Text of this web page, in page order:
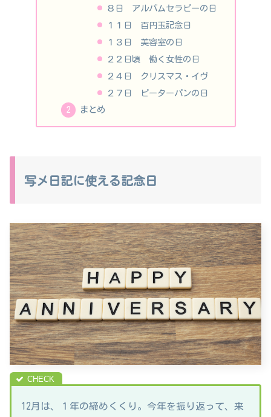
８日 アルバムセラピーの日
１１日 百円玉記念日
１３日 美容室の日
２２日頃 働く女性の日
２４日 クリスマス・イヴ
２７日 ピーターパンの日
まとめ
写メ日記に使える記念日
12月は、１年の締めくくり。今年を振り返って、来